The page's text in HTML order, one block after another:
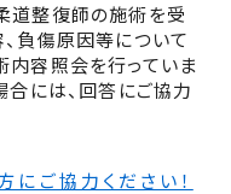
道整復師の施術を受
負傷原因等について
内容照会を行っていま
合には、回答にご協力
ご協力ください！